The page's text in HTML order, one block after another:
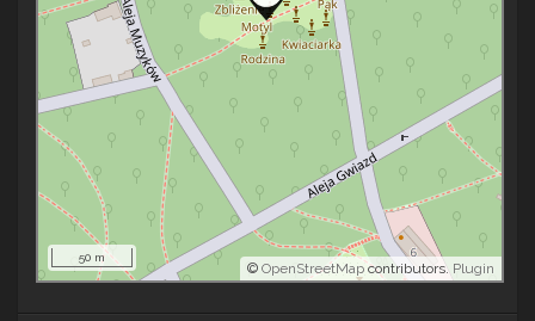
© OpenStreetMap contributors. Plugin
50 m